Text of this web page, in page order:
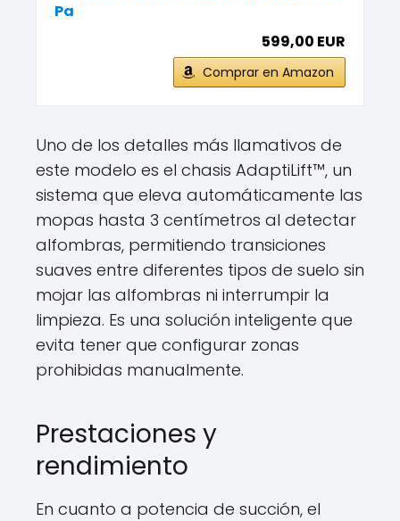
Pa
599,00 EUR
Comprar en Amazon
Uno de los detalles más llamativos de
este modelo es el chasis AdaptiLift™, un
sistema que eleva automáticamente las
mopas hasta 3 centímetros al detectar
alfombras, permitiendo transiciones
suaves entre diferentes tipos de suelo sin
mojar las alfombras ni interrumpir la
limpieza. Es una solución inteligente que
evita tener que configurar zonas
prohibidas manualmente.
Prestaciones y
rendimiento
En cuanto a potencia de succión, el